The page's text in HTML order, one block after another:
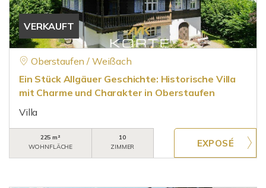
VERKAUFT
Oberstaufen / Weißach
Ein Stück Allgäuer Geschichte: Historische Villa
mit Charme und Charakter in Oberstaufen
Villa
225 m²
WOHNFLÄCHE
10
ZIMMER